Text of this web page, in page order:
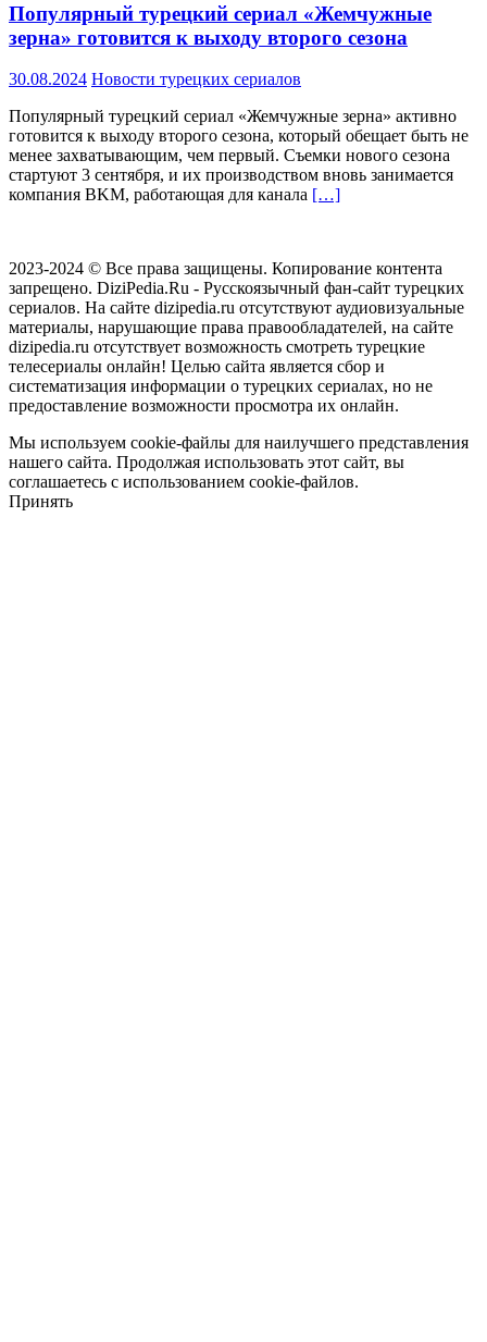
Популярный турецкий сериал «Жемчужные
зерна» готовится к выходу второго сезона
30.08.2024 Новости турецких сериалов
Популярный турецкий сериал «Жемчужные зерна» активно
готовится к выходу второго сезона, который обещает быть не
менее захватывающим, чем первый. Съемки нового сезона
стартуют 3 сентября, и их производством вновь занимается
компания BKM, работающая для канала […]
2023-2024 © Все права защищены. Копирование контента
запрещено. DiziPedia.Ru - Русскоязычный фан-сайт турецких
сериалов. На сайте dizipedia.ru отсутствуют аудиовизуальные
материалы, нарушающие права правообладателей, на сайте
dizipedia.ru отсутствует возможность смотреть турецкие
телесериалы онлайн! Целью сайта является сбор и
систематизация информации о турецких сериалах, но не
предоставление возможности просмотра их онлайн.
Мы используем cookie-файлы для наилучшего представления
нашего сайта. Продолжая использовать этот сайт, вы
соглашаетесь с использованием cookie-файлов.
Принять